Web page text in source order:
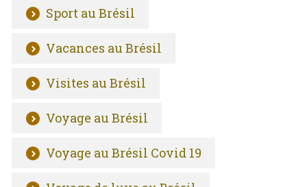
Sport au Brésil
Vacances au Brésil
Visites au Brésil
Voyage au Brésil
Voyage au Brésil Covid 19